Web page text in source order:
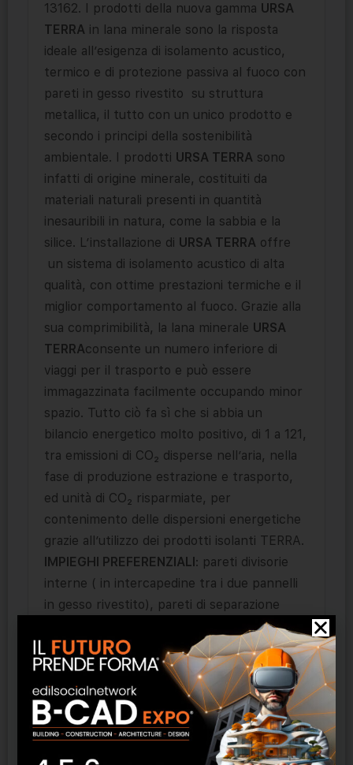
13162. I prodotti della nuova gamma URSA
TERRA in lana minerale sono la risposta
ideale all’esigenza di isolamento acustico,
termico e di protezione passiva al fuoco con
pareti in gesso rivestito su struttura
metallica, il tutto con un unico prodotto e
secondo i principi della sostenibilità
ambientale. I prodotti URSA TERRA sono
infatti di origine minerale, costituiti da
materiali naturali presenti in quantità
inesauribili in natura, come la sabbia e la
silice. L’installazione di URSA TERRA offre
un sistema di isolamento acustico di alta
qualità, con ottime prestazioni termiche e il
miglior comportamento al fuoco. Grazie alla
sua comprimibilità, la lana minerale URSA
TERRAconsente un numero inferiore di
viaggi per il trasporto e può essere
immagazzinata facilmente occupando minor
spazio. Tutto ciò fa sì che si abbia un
bilancio energetico molto positivo, di 1 a 121,
tra emissioni di CO₂ disperse nell’aria, nella
fase di produzione estrazione e trasporto,
ed unità di CO₂ risparmiate, per
contenimento delle dispersioni energetiche
grazie all’utilizzo dei prodotti isolanti TERRA.
IMPIEGHI PREFERENZIALI : pareti divisorie
interne ( in intercapedine tra i due pannelli
in gesso rivestito), pareti di separazione
nell’edilizia residenziale, non residenziale,
alberghi, scuole e ospedali.
Vantaggi
ha valori di rigidità dinamica